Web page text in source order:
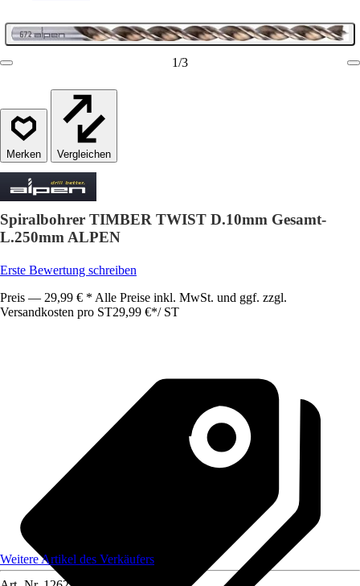
1/3
Vergleichen
Spiralbohrer TIMBER TWIST D.10mm Gesamt-
L.250mm ALPEN
Erste Bewertung schreiben
Preis — 29,99 € * Alle Preise inkl. MwSt. und ggf. zzgl.
Versandkosten pro ST29,99 €*/ ST
Weitere Artikel des Verkäufers